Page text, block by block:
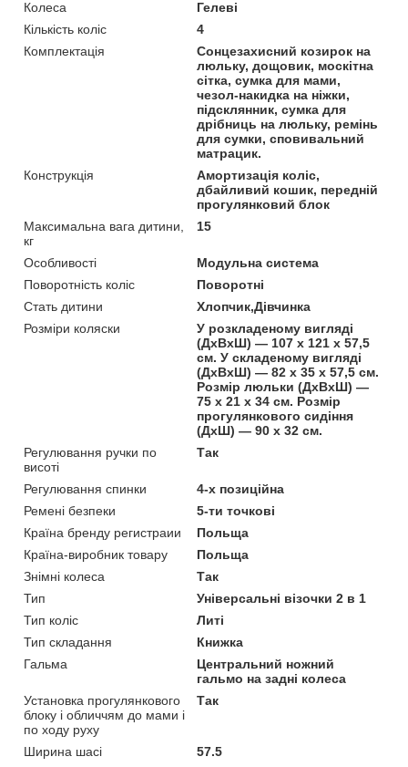
Колеса
Гелеві
Кількість коліс
4
Комплектація
Сонцезахисний козирок на
люльку, дощовик, москітна
сітка, сумка для мами,
чезол-накидка на ніжки,
підсклянник, сумка для
дрібниць на люльку, ремінь
для сумки, сповивальний
матрацик.
Конструкція
Амортизація коліс,
дбайливий кошик, передній
прогулянковий блок
Максимальна вага дитини,
кг
15
Особливості
Модульна система
Поворотність коліс
Поворотні
Стать дитини
Хлопчик,Дівчинка
Розміри коляски
У розкладеному вигляді
(ДхВхШ) — 107 х 121 х 57,5
см. У складеному вигляді
(ДхВхШ) — 82 х 35 х 57,5 см.
Розмір люльки (ДхВхШ) —
75 х 21 х 34 см. Розмір
прогулянкового сидіння
(ДхШ) — 90 х 32 см.
Регулювання ручки по
висоті
Так
Регулювання спинки
4-х позиційна
Ремені безпеки
5-ти точкові
Країна бренду регистраии
Польща
Країна-виробник товару
Польща
Знімні колеса
Так
Тип
Універсальні візочки 2 в 1
Тип коліс
Литі
Тип складання
Книжка
Гальма
Центральний ножний
гальмо на задні колеса
Установка прогулянкового
блоку і обличчям до мами і
по ходу руху
Так
Ширина шасі 57.5